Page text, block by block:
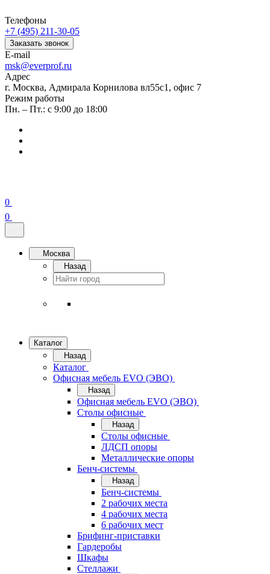
Телефоны
+7 (495) 211-30-05
Заказать звонок
E-mail
msk@everprof.ru
Адрес
г. Москва, Адмирала Корнилова вл55с1, офис 7
Режим работы
Пн. – Пт.: с 9:00 до 18:00
0
0
Москва
Назад
Каталог
Назад
Каталог
Офисная мебель EVO (ЭВО)
Назад
Офисная мебель EVO (ЭВО)
Cтолы офисные
Назад
Cтолы офисные
ЛДСП опоры
Металлические опоры
Бенч-системы
Назад
Бенч-системы
2 рабочих места
4 рабочих места
6 рабочих мест
Брифинг-приставки
Гардеробы
Шкафы
Стеллажи